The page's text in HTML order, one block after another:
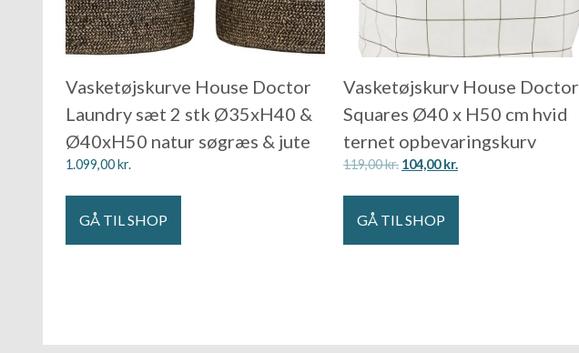
Vasketøjskurve House Doctor
Laundry sæt 2 stk Ø35xH40 &
Ø40xH50 natur søgræs & jute
1.099,00kr.
GÅ TIL SHOP
Vasketøjskurv House Doctor
Squares Ø40 x H50 cm hvid
ternet opbevaringskurv
119,00kr. 104,00kr.
GÅ TIL SHOP